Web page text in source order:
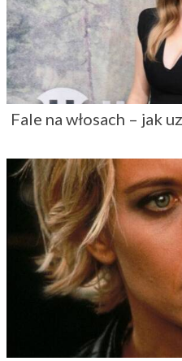
Fale na włosach – jak